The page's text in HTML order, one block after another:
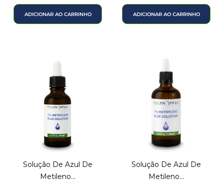
ADICIONAR AO CARRINHO ADICIONAR AO CARRINHO
Solução De Azul De
Metileno...
Solução De Azul De
Metileno...